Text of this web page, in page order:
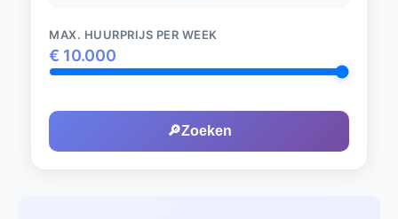
MAX. HUURPRIJS PER WEEK
€ 10.000
🔎Zoeken